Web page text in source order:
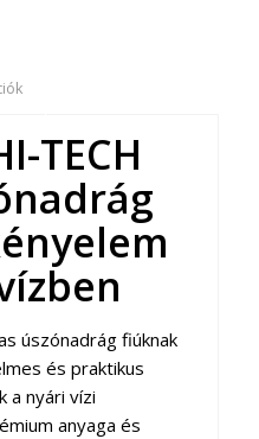
TECH
úszónadrág fiúknak
és praktikus
a nyári vízi
anyaga és